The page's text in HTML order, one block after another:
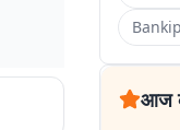
आज